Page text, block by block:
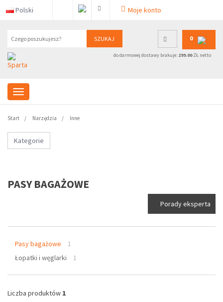
Polski Moje konto
SZUKAJ 0
do darmowej dostawy brakuje: 299.00ZŁ netto
Start Narzędzia Inne
Kategorie
PASY BAGAŻOWE
Porady eksperta
Pasy bagażowe
1
Łopatki i węglarki
1
Liczba produktów 1